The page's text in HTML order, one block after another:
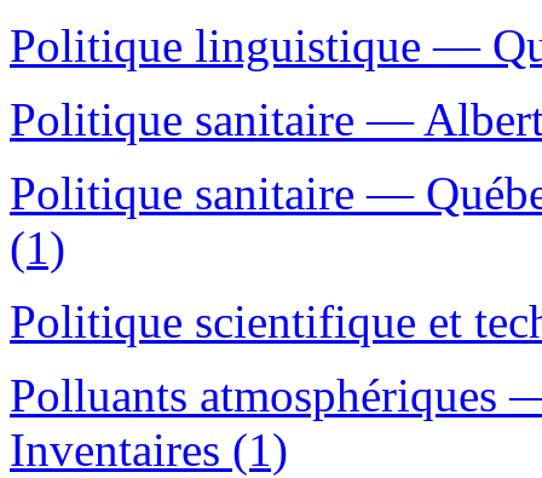
Politique linguistique —
Politique sanitaire —
Politique sanitaire —
(1)
Politique scientifique et
Polluants
Inventaires (1)